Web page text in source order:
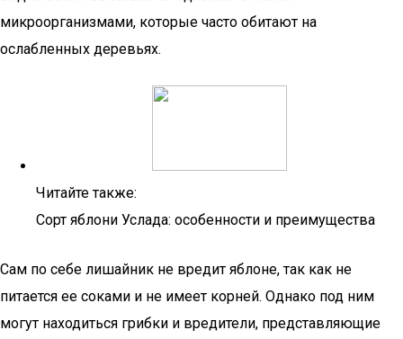
микроорганизмами, которые часто обитают на
ослабленных деревьях.
Читайте также:
Сорт яблони Услада: особенности и преимущества
Сам по себе лишайник не вредит яблоне, так как не
питается ее соками и не имеет корней. Однако под ним
могут находиться грибки и вредители, представляющие